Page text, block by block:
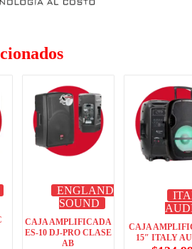
ENGLAND
SOUND
CAJA AMPLIFICADA
ES-10 DJ-PRO CLASE
AB
CAJA
15″ ITALY